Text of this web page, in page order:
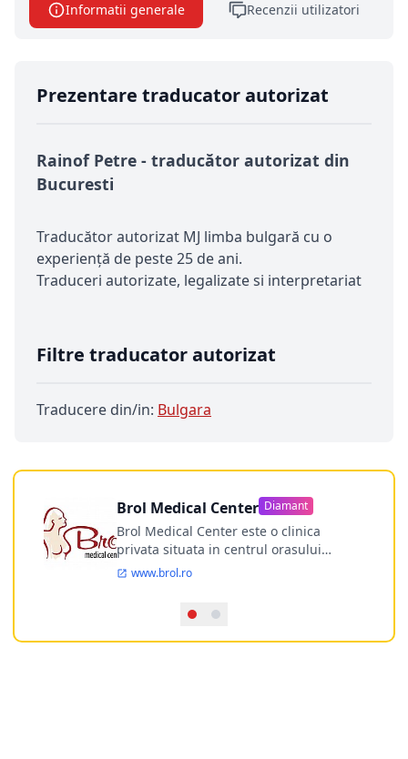
Informatii generale Recenzii utilizatori
Prezentare traducator autorizat
Rainof Petre - traducător autorizat din
Bucuresti
Traducător autorizat MJ limba bulgară cu o
experiență de peste 25 de ani.
Traduceri autorizate, legalizate si interpretariat
Filtre traducator autorizat
Traducere din/in: Bulgara
Brol Medical Center Diamant
Brol Medical Center este o clinica
privata situata in centrul orasului
Timisoara avand o experienta de
desfasoara activitatea intr-un spital
ultramodern.
www.brol.ro